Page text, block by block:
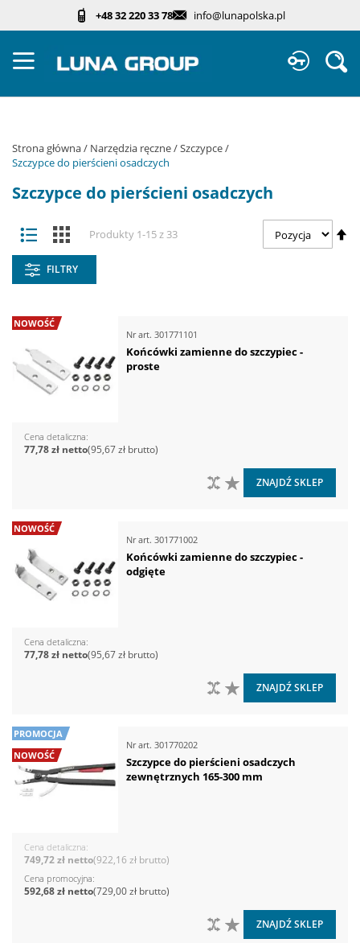
+48 32 220 33 78 info@lunapolska.pl
Strona główna Narzędzia ręczne
Szczypce
Szczypce do pierścieni osadczych
Szczypce do pierścieni osadczych
Zobacz
jako
Lista KafelkiProdukty 1-15z 33
FILTRY
NOWOŚĆ
Nr art. 301771101
Końcówki zamienne do szczypiec -
proste
Cena detaliczna
95,67 zł
77,78 zł
DO LISTY ŻYCZEŃ
DO PORÓWNANIA
ZNAJDŹ SKLEP
NOWOŚĆ
Nr art. 301771002
Końcówki zamienne do szczypiec -
odgięte
Cena detaliczna
95,67 zł
77,78 zł
DO LISTY ŻYCZEŃ
DO PORÓWNANIA
ZNAJDŹ SKLEP
PROMOCJA
NOWOŚĆ
Nr art. 301770202
Szczypce do pierścieni osadczych
zewnętrznych 165-300 mm
Cena detaliczna
922,16 zł
749,72 zł
Cena promocyjna
729,00 zł
592,68 zł
DO LISTY ŻYCZEŃ
DO PORÓWNANIA
ZNAJDŹ SKLEP